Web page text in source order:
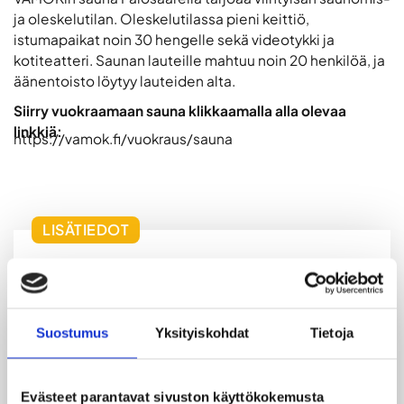
Suostumus Yksityiskohdat Tietoja
Evästeet parantavat sivuston käyttökokemusta
ja oleskelutilan. Oleskelutilassa pieni keittiö,
istumapaikat noin 30 hengelle sekä videotykki ja
kotiteatteri. Saunan lauteille mahtuu noin 20 henkilöä, ja
äänentoisto löytyy lauteiden alta.
Siirry vuokraamaan sauna klikkaamalla alla olevaa
linkkiä:
https://vamok.fi/vuokraus/sauna
LISÄTIEDOT
VAMOKin sauna Vaasan Palosaarella, osoitteessa
tila erilaisiin tilaisuuksiin. Tila sopii hyvin esimerkiksi
illanviettoihin. Sauna on vuokrattavissa sekä